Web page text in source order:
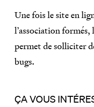
Une fois le site en
l’association
permet de solliciter
bugs.
ÇA VOUS